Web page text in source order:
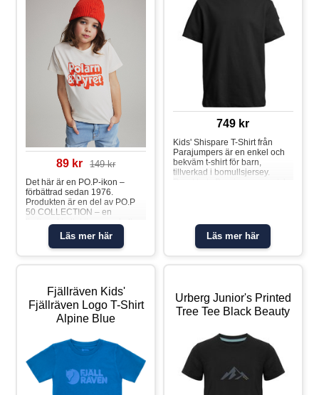
89 kr 149 kr
Läs mer här
Det här är en PO.P-ikon –
förbättrad sedan 1976.
Produkten är en del av PO.P
50 COLLECTION – en
limiterad kollektion som hyllar
våra PO.P-ikoner och släpps i
samband med vårt 50-
årsjubileum 2026. T-shirt i 100
fler färger och tryck som
matchar snyggt med
749 kr
Läs mer här
Kids' Shispare T-Shirt från
Parajumpers är en enkel och
bekväm t-shirt för barn,
tillverkad i bomullsjersey.
Fjällräven Kids'
Fjällräven Logo T-Shirt
Alpine Blue
Urberg Junior's Printed
Tree Tee Black Beauty